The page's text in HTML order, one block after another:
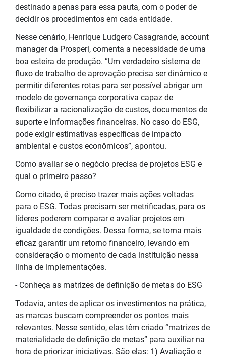
destinado apenas para essa pauta, com o poder de
decidir os procedimentos em cada entidade.
Nesse cenário, Henrique Ludgero Casagrande, account
manager da Prosperi, comenta a necessidade de uma
boa esteira de produção. “Um verdadeiro sistema de
fluxo de trabalho de aprovação precisa ser dinâmico e
permitir diferentes rotas para ser possível abrigar um
modelo de governança corporativa capaz de
flexibilizar a racionalização de custos, documentos de
suporte e informações financeiras. No caso do ESG,
pode exigir estimativas específicas de impacto
ambiental e custos econômicos”, apontou.
Como avaliar se o negócio precisa de projetos ESG e
qual o primeiro passo?
Como citado, é preciso trazer mais ações voltadas
para o ESG. Todas precisam ser metrificadas, para os
líderes poderem comparar e avaliar projetos em
igualdade de condições. Dessa forma, se torna mais
eficaz garantir um retorno financeiro, levando em
consideração o momento de cada instituição nessa
linha de implementações.
- Conheça as matrizes de definição de metas do ESG
Todavia, antes de aplicar os investimentos na prática,
as marcas buscam compreender os pontos mais
relevantes. Nesse sentido, elas têm criado “matrizes de
materialidade de definição de metas” para auxiliar na
hora de priorizar iniciativas. São elas: 1) Avaliação e